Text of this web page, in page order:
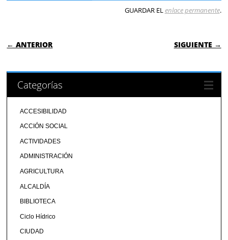
GUARDAR ELenlace permanente.
NAVEGACIÓN DE ENTRADAS
← ANTERIOR SIGUIENTE →
Categorías
ACCESIBILIDAD
ACCIÓN SOCIAL
ACTIVIDADES
ADMINISTRACIÓN
AGRICULTURA
ALCALDÍA
BIBLIOTECA
Ciclo Hídrico
CIUDAD